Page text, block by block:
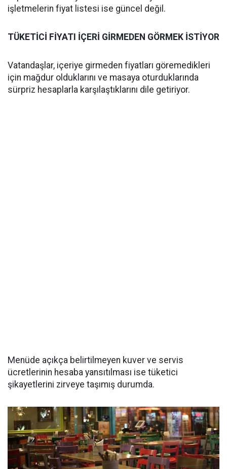
işletmelerin fiyat listesi ise güncel değil.
TÜKETİCİ FİYATI İÇERİ GİRMEDEN GÖRMEK İSTİYOR
Vatandaşlar, içeriye girmeden fiyatları göremedikleri
için mağdur olduklarını ve masaya oturduklarında
sürpriz hesaplarla karşılaştıklarını dile getiriyor.
Menüde açıkça belirtilmeyen kuver ve servis
ücretlerinin hesaba yansıtılması ise tüketici
şikayetlerini zirveye taşımış durumda.